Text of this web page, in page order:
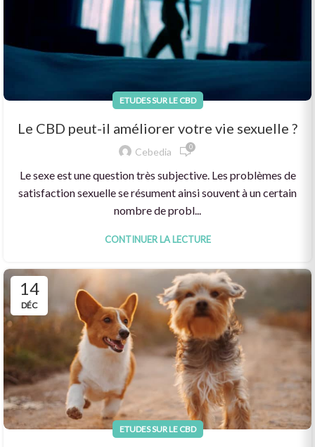
ETUDES SUR LE CBD
Le CBD peut-il améliorer votre vie sexuelle ?
Cebedia 0
Le sexe est une question très subjective. Les problèmes de
satisfaction sexuelle se résument ainsi souvent à un certain
nombre de probl...
CONTINUER LA LECTURE
14
DÉC
ETUDES SUR LE CBD